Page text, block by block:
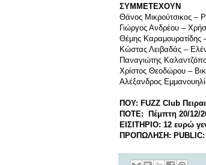
ΣΥΜΜΕΤΕΧΟΥΝ
Θάνος Μικρούτσικος –
Γιώργος Ανδρέου –
Θέμης
Κώστας Λειβαδάς –
Παναγιώτης
Χρίστος Θεοδώρου –
Αλέξανδρος
ΠΟΥ: FUZZ Club
ΠΟΤΕ: Πέμπτη 20/12/
ΕΙΣΙΤΗΡΙΟ: 12 ευρώ
ΠΡΟΠΩΛΗΣΗ: PUBLIC: